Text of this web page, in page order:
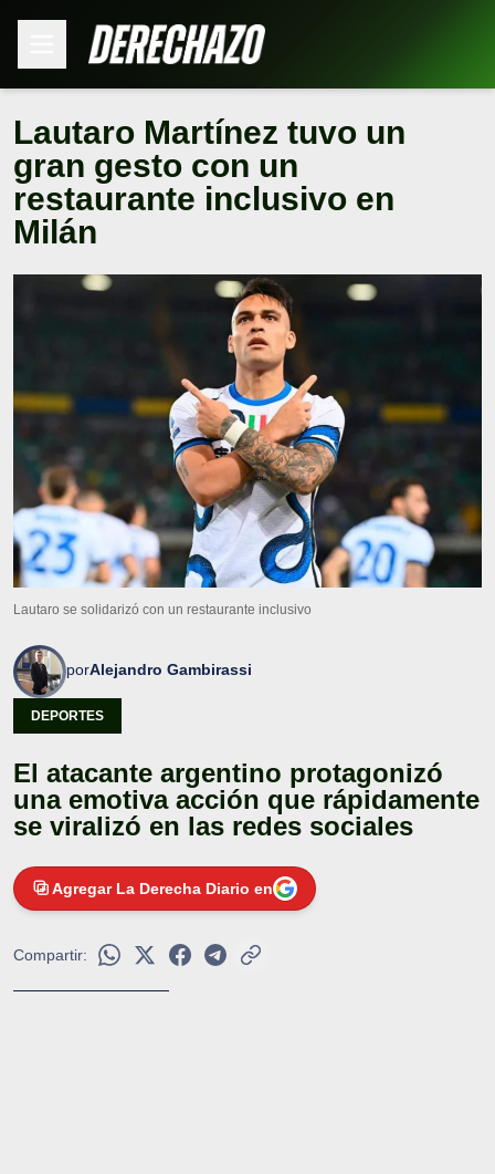
Lautaro Martínez tuvo un
gran gesto con un
restaurante inclusivo en
Milán
Lautaro se solidarizó con un restaurante inclusivo
porAlejandro Gambirassi
DEPORTES
El atacante argentino protagonizó
una emotiva acción que rápidamente
se viralizó en las redes sociales
Agregar La Derecha Diario en
Compartir: